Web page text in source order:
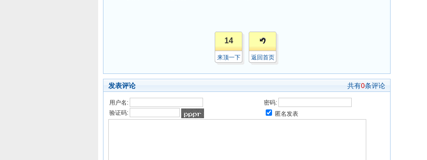
14
来顶一下 返回首页
发表评论 共有0条评论
用户名:
密码:
验证码:
匿名发表